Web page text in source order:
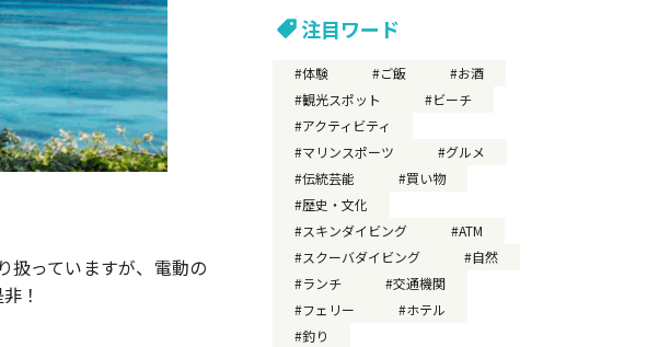
扱っていますが、電動の
！
注目ワード
体験 ご飯
お酒
観光スポット
ビーチ
アクティビティ
マリンスポーツ
グルメ
伝統芸能
買い物
歴史・文化
スキンダイビング
ATM
スクーバダイビング
自然
ランチ
交通機関
フェリー
ホテル
釣り